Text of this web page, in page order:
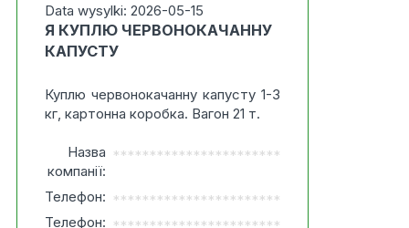
Data wysylki: 2026-05-15
Я КУПЛЮ ЧЕРВОНОКАЧАННУ
КАПУСТУ
Куплю червонокачанну капусту 1-3
кг, картонна коробка. Вагон 21 т.
Назва
компанії:
***********************
Телефон: ***********************
Телефон: